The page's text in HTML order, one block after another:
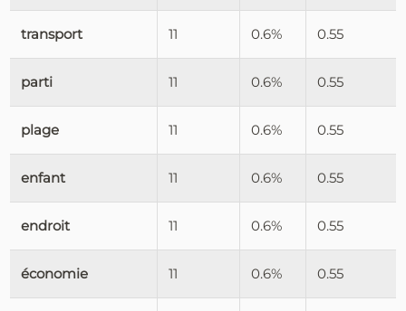
transport 11 0.6% 0.55
parti 11 0.6% 0.55
plage 11 0.6% 0.55
enfant 11 0.6% 0.55
endroit 11 0.6% 0.55
économie 11 0.6% 0.55